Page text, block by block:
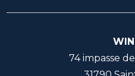
74 impasse